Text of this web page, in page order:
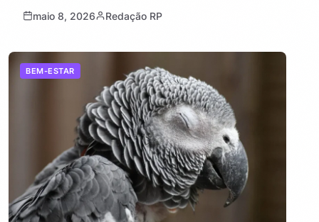
reúne uma comunidade de alto…
maio 8, 2026 Redação RP
BEM-ESTAR